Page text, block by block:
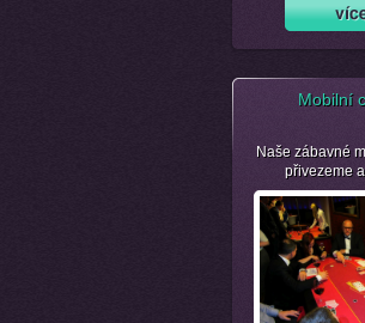
Mobilní
Naše zábavné
přivezeme